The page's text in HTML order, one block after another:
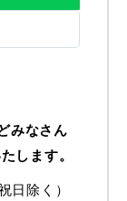
みなさん
します。
日除く）